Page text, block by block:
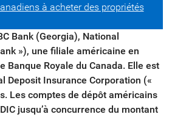
à acheter des propriétés
Bank (Georgia), National
»), une filiale américaine en
Banque Royale du Canada. Elle est
Deposit Insurance Corporation («
Les comptes de dépôt américains
jusqu’à concurrence du montant